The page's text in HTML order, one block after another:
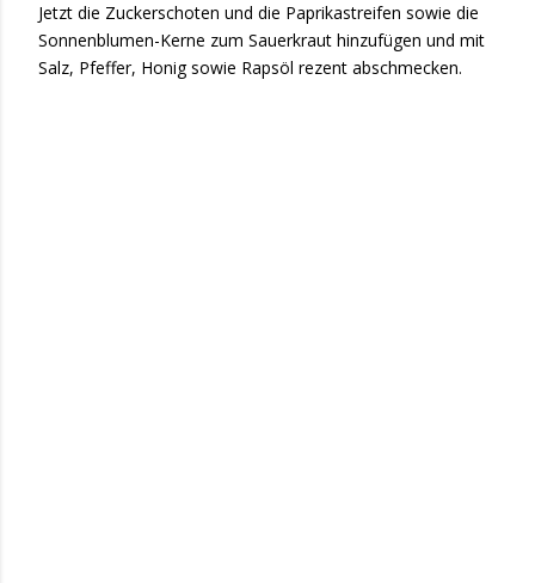
Jetzt die Zuckerschoten und die Paprikastreifen sowie die
Sonnenblumen-Kerne zum Sauerkraut hinzufügen und mit
Salz, Pfeffer, Honig sowie Rapsöl rezent abschmecken.